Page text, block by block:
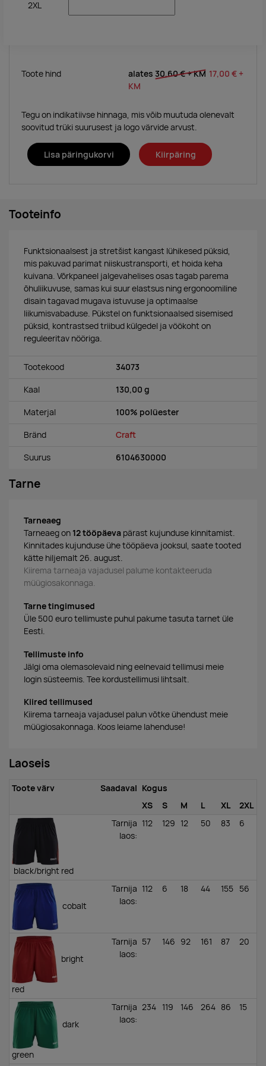
2XL
Toote hind alates 30,60 €+ KM 17,00 € +
KM
Tegu on indikatiivse hinnaga, mis võib muutuda olenevalt
soovitud trüki suurusest ja logo värvide arvust.
Lisa päringukorvi Kiirpäring
Tooteinfo
Funktsionaalsest ja stretšist kangast lühikesed püksid,
mis pakuvad parimat niiskustransporti, et hoida keha
kuivana. Võrkpaneel jalgevahelises osas tagab parema
õhuliikuvuse, samas kui suur elastsus ning ergonoomiline
disain tagavad mugava istuvuse ja optimaalse
liikumisvabaduse. Pükstel onfunktsionaalsed sisemised
püksid, kontrastsed triibud külgedel ja vöökoht on
reguleeritav nööriga.
Tootekood 34073
Kaal 130,00 g
Materjal 100% polüester
Bränd Craft
Suurus 6104630000
Tarne
Tarneaeg
Tarneaeg on 12 tööpäeva pärast kujunduse kinnitamist.
Kinnitades kujunduse ühe tööpäeva jooksul, saate tooted
kätte hiljemalt 26. august.
Kiirema tarneaja vajadusel palume kontakteeruda
müügiosakonnaga.
Tarne tingimused
Üle 500 euro tellimuste puhul pakume tasuta tarnet üle
Eesti.
Tellimuste info
Jälgi oma olemasolevaid ning eelnevaid tellimusi meie
login süsteemis. Tee kordustellimusi lihtsalt.
Kiired tellimused
Kiirema tarneaja vajadusel palun võtke ühendust meie
müügiosakonnaga. Koos leiame lahenduse!
Laoseis
Toote värv Saadaval Kogus
XS
S M L XL 2XL
black/bright red
Tarnija
laos:
112 129 12 50 83 6
cobalt
Tarnija
laos:
112 6 18 44 155 56
bright
red
Tarnija
laos:
57 146 92 161 87 20
dark
green
Tarnija
laos:
234 119 146 264 86 15